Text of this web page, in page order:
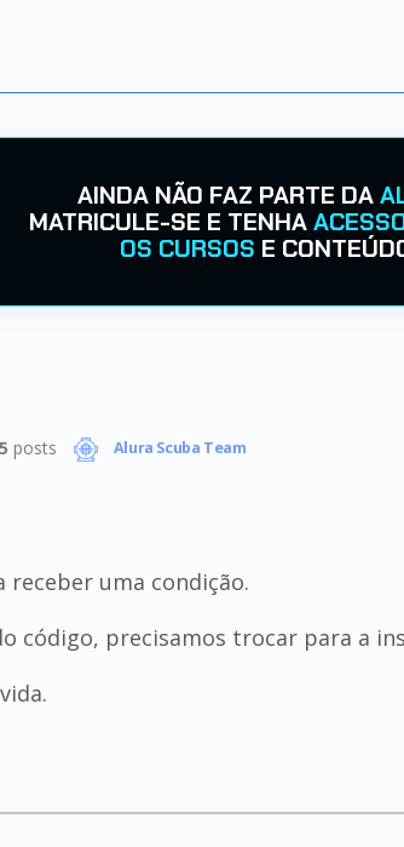
AINDA NÃO FAZ PARTE DA
MATRICULE-SE E TENHA
OS CURSOS E
posts Alura Scuba Team
receber uma condição.
código, precisamos trocar para a